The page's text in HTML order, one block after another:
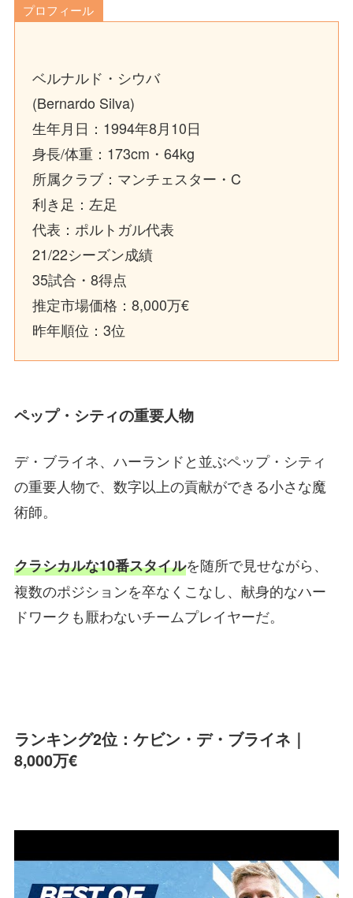
プロフィール
ベルナルド・シウバ
(Bernardo Silva)
生年月日：1994年8月10日
身長/体重：173cm・64kg
所属クラブ：マンチェスター・C
利き足：左足
代表：ポルトガル代表
21/22シーズン成績
35試合・8得点
推定市場価格：8,000万€
昨年順位：3位
ペップ・シティの重要人物
デ・ブライネ、ハーランドと並ぶペップ・シティ
の重要人物で、数字以上の貢献ができる小さな魔
術師。
クラシカルな10番スタイルを随所で見せながら、
複数のポジションを卒なくこなし、献身的なハー
ドワークも厭わないチームプレイヤーだ。
ランキング2位：ケビン・デ・ブライネ｜
8,000万€